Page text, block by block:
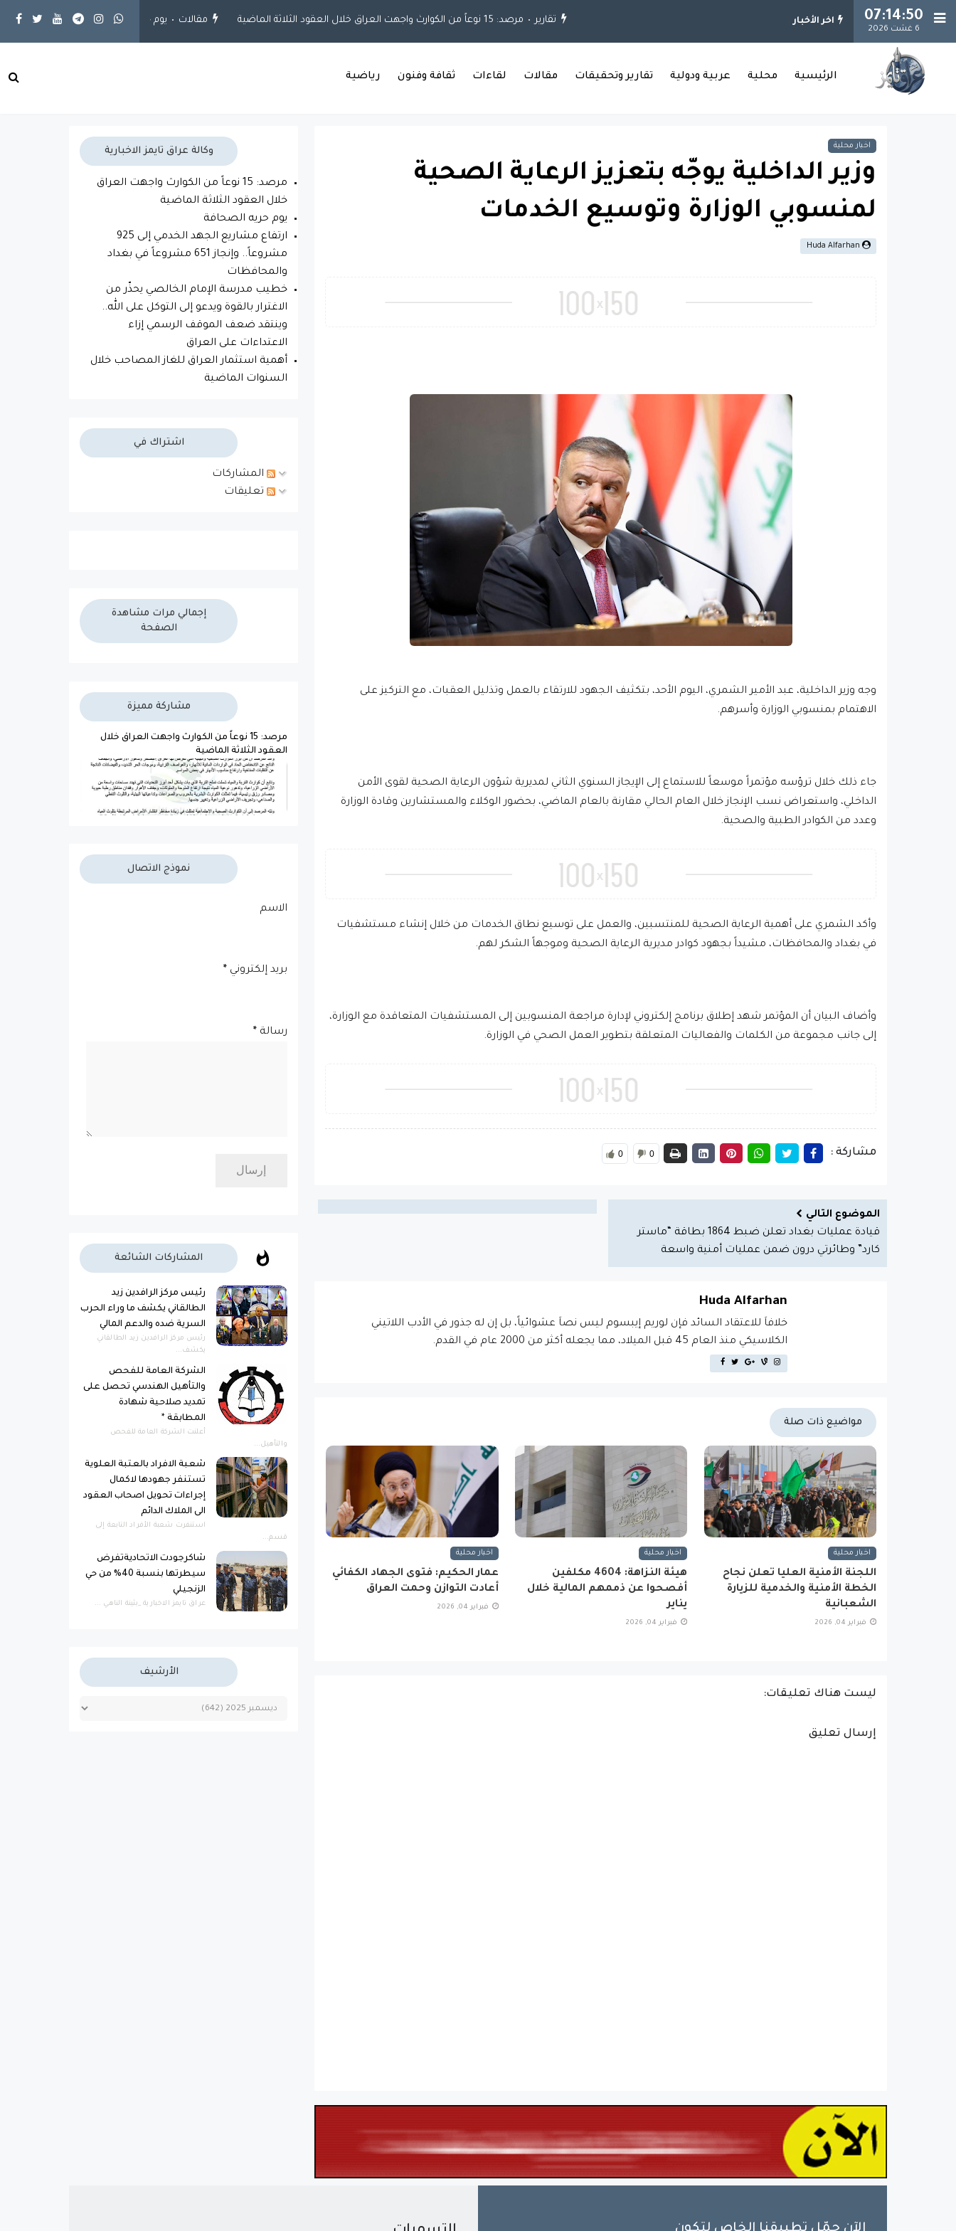
07:14:51
6 غشت 2026
اخر الأخبار مرصد: 15 نوعاً من الكوارث واجهت العراق خلال العقود الثلاثة الماضية مقالات يوم حريه الصحافة محلية ارتفاع مشاريع الجهد الخدمي إلى 925
الرئيسية محلية عربية ودولية تقارير وتحقيقات مقالات لقاءات ثقافة وفنون رياضية
اخبار محلية
وزير الداخلية يوجّه بتعزيز الرعاية الصحية
لمنسوبي الوزارة وتوسيع الخدمات
Huda Alfarhan
وجه وزير الداخلية، عبد الأمير الشمري، اليوم الأحد، بتكثيف الجهود للارتقاء بالعمل وتذليل العقبات، مع التركيز على
الاهتمام بمنسوبي الوزارة وأسرهم.
جاء ذلك خلال ترؤسه مؤتمراً موسعاً للاستماع إلى الإيجاز السنوي الثاني لمديرية شؤون الرعاية الصحية لقوى الأمن
الداخلي، واستعراض نسب الإنجاز خلال العام الحالي مقارنة بالعام الماضي، بحضور الوكلاء والمستشارين وقادة الوزارة
وعدد من الكوادر الطبية والصحية.
وأكد الشمري على أهمية الرعاية الصحية للمنتسبين، والعمل على توسيع نطاق الخدمات من خلال إنشاء مستشفيات
في بغداد والمحافظات، مشيداً بجهود كوادر مديرية الرعاية الصحية وموجهاً الشكر لهم.
وأضاف البيان أن المؤتمر شهد إطلاق برنامج إلكتروني لإدارة مراجعة المنسوبين إلى المستشفيات المتعاقدة مع الوزارة،
إلى جانب مجموعة من الكلمات والفعاليات المتعلقة بتطوير العمل الصحي في الوزارة.
مشاركة : 0 0
الموضوع التالي
قيادة عمليات بغداد تعلن ضبط 1864 بطاقة “ماستر
كارد” وطائرتي درون ضمن عمليات أمنية واسعة
Huda Alfarhan
خلافاَ للاعتقاد السائد فإن لوريم إيبسوم ليس نصاَ عشوائياً، بل إن له جذور في الأدب اللاتيني
الكلاسيكي منذ العام 45 قبل الميلاد، مما يجعله أكثر من 2000 عام في القدم.
مواضيع ذات صلة
اخبار محلية
اللجنة الأمنية العليا تعلن نجاح
الخطة الأمنية والخدمية للزيارة
الشعبانية
فبراير 04, 2026
اخبار محلية
هيئة النزاهة: 4604 مكلفين
أفصحوا عن ذممهم المالية خلال
يناير
فبراير 04, 2026
اخبار محلية
عمار الحكيم: فتوى الجهاد الكفائي
أعادت التوازن وحمت العراق
فبراير 04, 2026
ليست هناك تعليقات:
إرسال تعليق
وكالة عراق تايمز الاخبارية
مرصد: 15 نوعاً من الكوارث واجهت العراق
خلال العقود الثلاثة الماضية
يوم حريه الصحافة
ارتفاع مشاريع الجهد الخدمي إلى 925
مشروعاً.. وإنجاز 651 مشروعاً في بغداد
والمحافظات
خطيب مدرسة الإمام الخالصي يحذّر من
الاغترار بالقوة ويدعو إلى التوكل على الله..
وينتقد ضعف الموقف الرسمي إزاء
الاعتداءات على العراق
أهمية استثمار العراق للغاز المصاحب خلال
السنوات الماضية
اشتراك في
المشاركات
تعليقات
إجمالي مرات مشاهدة
الصفحة
مشاركة مميزة
مرصد: 15 نوعاً من الكوارث واجهت العراق خلال
العقود الثلاثة الماضية
نموذج الاتصال
الاسم
بريد إلكتروني *
رسالة *
المشاركات الشائعة
رئيس مركز الرافدين زيد
الطالقاني يكشف ما وراء الحرب
السرية ضده والدعم المالي
رئيس مركز الرافدين زيد الطالقاني
يكشف...
الشركة العامة للفحص
والتأهيل الهندسي تحصل على
تمديد صلاحية شهادة
المطابقة *
أعلنت الشركة العامة للفحص
والتأهيل...
شعبة الافراد بالعتبة العلوية
تستنفر جهودها لاكمال
إجراءات تحويل اصحاب العقود
الى الملاك الدائم
استنفرت شعبة الأفراد التابعة إلى
قسم...
شاكرجودت الاتحاديةتفرض
سيطرتها بنسبة 40% من حي
الزنجيلي
عراق تايمز الاخبارية _بثينة الناهي ...
الأرشيف